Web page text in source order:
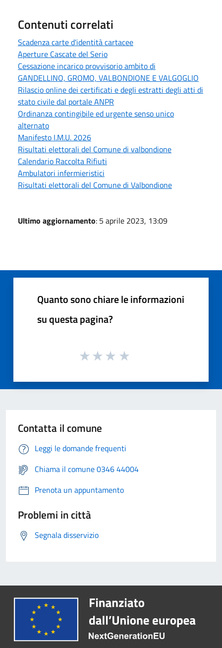
Contenuti correlati
Scadenza carte d'identità cartacee
Aperture Cascate del Serio
Cessazione incarico provvisorio ambito di
GANDELLINO, GROMO, VALBONDIONE E VALGOGLIO
Rilascio online dei certificati e degli estratti degli atti di
stato civile dal portale ANPR
Ordinanza contingibile ed urgente senso unico
alternato
Manifesto I.M.U. 2026
Risultati elettorali del Comune di valbondione
Calendario Raccolta Rifiuti
Ambulatori infermieristici
Risultati elettorali del Comune di Valbondione
Ultimo aggiornamento: 5 aprile 2023, 13:09
Quanto sono chiare le informazioni
su questa pagina?
Contatta il comune
Leggi le domande frequenti
Chiama il comune 0346 44004
Prenota un appuntamento
Problemi in città
Segnala disservizio